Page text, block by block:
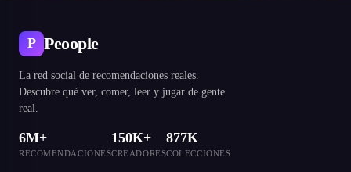
P Peoople
La red social de recomendaciones reales.
Descubre qué ver, comer, leer y jugar de gente
real.
6M+
RECOMENDACIONES
150K+
CREADORES
877K
COLECCIONES